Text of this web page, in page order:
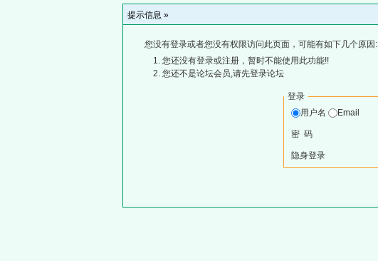
提示信息 »
您没有登录或者您没有权限访问此页面，可能有如下几个原因:
您还没有登录或注册，暂时不能使用此功能!!
您还不是论坛会员,请先登录论坛
登录
用户名
Email
密 码
隐身登录